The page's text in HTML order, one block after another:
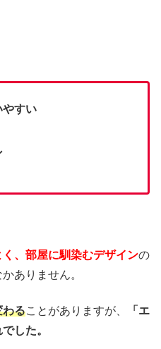
やすい
、部屋に馴染むデザインの
ありません。
わることがありますが、
「エ
した。